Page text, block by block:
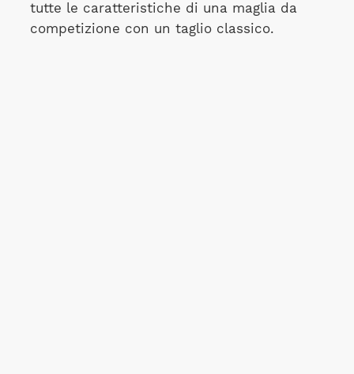
tutte le caratteristiche di una maglia da
competizione con un taglio classico.